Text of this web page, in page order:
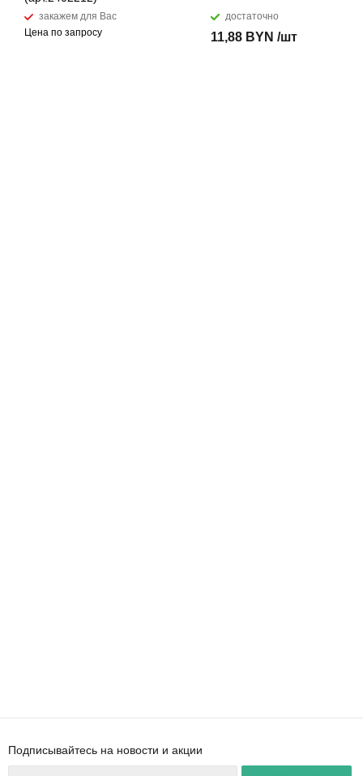
закажем для Вас
Цена по запросу
достаточно
11,88 BYN /шт
Подписывайтесь на новости и акции